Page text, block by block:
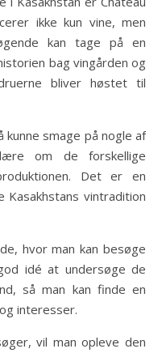
ikke kun vine, men
kan tage på en
bag vingården og
bliver høstet til
kunne smage på nogle af
om de forskellige
Det er en
vintradition
hvor man kan besøge
idé at undersøge de
så man kan finde en
interesser.
vil man opleve den